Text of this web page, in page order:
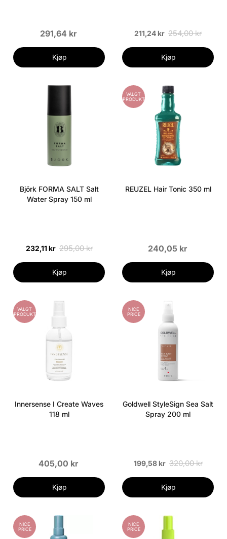
291,64 kr
Kjøp
211,24 kr 254,00 kr
Kjøp
Björk FORMA SALT Salt
Water Spray 150 ml
232,11 kr 295,00 kr
Kjøp
VALGT
PRODUKT
REUZEL Hair Tonic 350 ml
240,05 kr
Kjøp
VALGT
PRODUKT
Innersense I Create Waves
118 ml
405,00 kr
Kjøp
NICE
PRICE
Goldwell StyleSign Sea Salt
Spray 200 ml
199,58 kr 320,00 kr
Kjøp
NICE
PRICE
NICE
PRICE